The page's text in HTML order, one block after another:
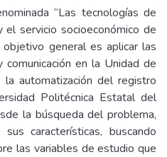
“Las tecnologías de
el servicio socioeconómico de
objetivo general es aplicar las
en la Unidad de
automatización del registro
Politécnica Estatal del
la búsqueda del problema,
características, buscando
las variables de estudio que